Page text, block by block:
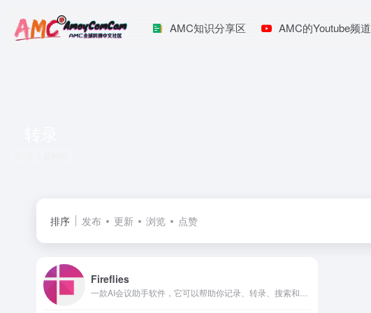
AMC知识分享区 AMC的Youtube频道
排序 发布 更新 浏览 点赞
Fireflies